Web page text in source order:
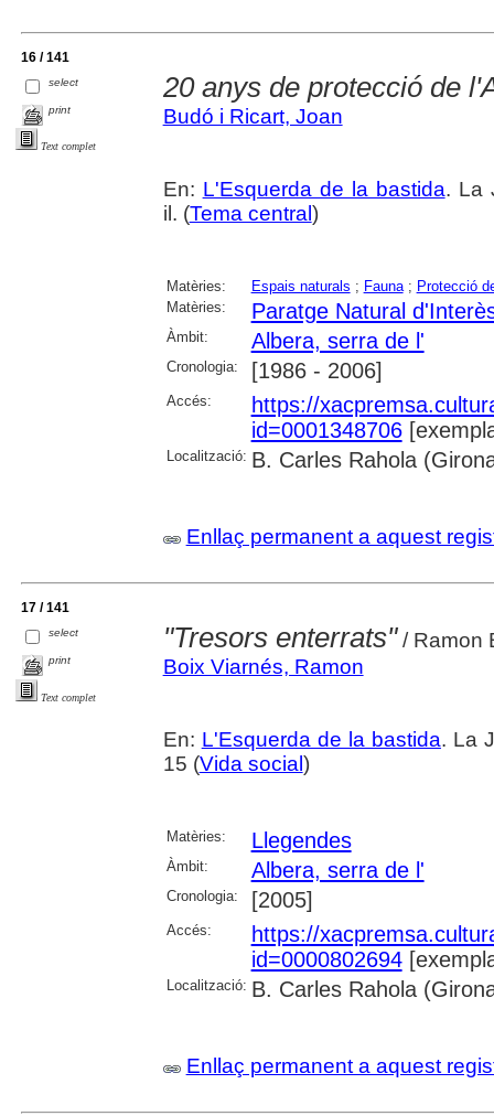
16 / 141
select
print
Text complet
20 anys de protecció de
Budó i Ricart, Joan
En: L'Esquerda de la bastida. La
il. (Tema central)
Matèries: Espais naturals ; Fauna; Protecció
Matèries:
Paratge Natural
Àmbit: Albera, serra de l'
Cronologia: [1986 - 2006]
Accés:
https://
id=0001348706
Localització: B. Carles Rahola
Enllaç permanent a aquest
17 / 141
select
print
Text complet
"Tresors enterrats"/ Ramon
Boix Viarnés, Ramon
En: L'Esquerda de la bastida. La
15 (Vida social )
Matèries: Llegendes
Àmbit: Albera, serra de l'
Cronologia: [2005]
Accés:
https://
id=0000802694
Localització: B. Carles Rahola
Enllaç permanent a aquest